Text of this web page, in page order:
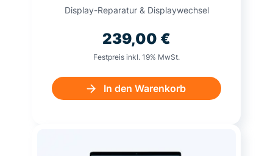
Display-Reparatur & Displaywechsel
239,00 €
Festpreis inkl. 19% MwSt.
In den Warenkorb